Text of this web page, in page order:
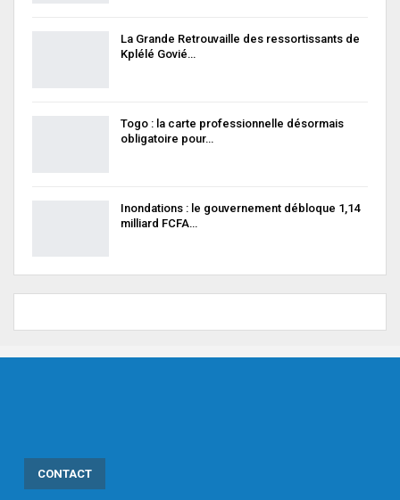
La Grande Retrouvaille des ressortissants de
Kplélé Govié…
Togo : la carte professionnelle désormais
obligatoire pour…
Inondations : le gouvernement débloque 1,14
milliard FCFA…
CONTACT